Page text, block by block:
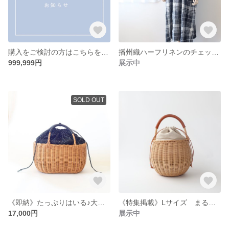
999,999円
展示中
SOLD OUT
17,000円
展示中